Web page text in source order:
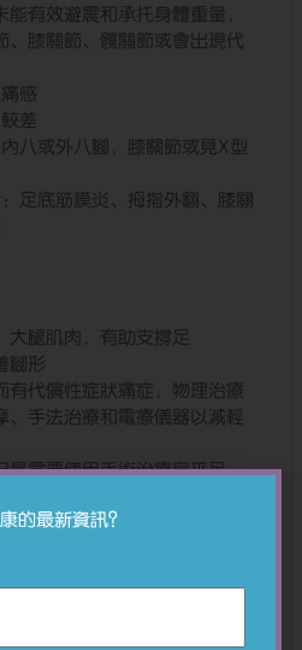
有效避震和承托身體重量，
、膝關節、髖關節或會出現代
感
差
八或外八腳，膝關節或見X型
足底筋膜炎、拇指外翻、膝關
大腿肌肉，有助支撐足
腳形
有代償性症狀痛症，物理治療
、手法治療和電療儀器以減輕
是需要使用手術治療扁平足
的鞋履以紓緩劇烈運動引起的
的最新資訊？